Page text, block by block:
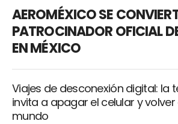
AEROMÉXICO SE
PATROCINADOR OFICIAL
EN MÉXICO
Viajes de desconexión digital: la
invita a apagar el celular y
mundo